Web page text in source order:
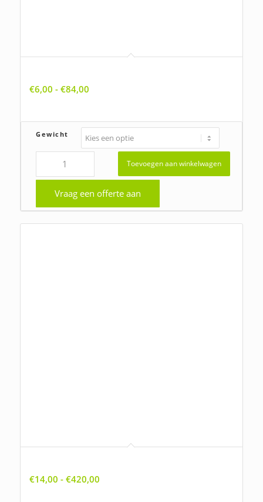
€6,00 - €84,00
€84,00
Gewicht
Toevoegen aan winkelwagen
Vraag een offerte aan
€14,00 - €420,00